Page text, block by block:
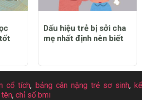
Dấu hiệu trẻ bị sởi cha
mẹ nhất định nên biết
cổ tích, bảng cân nặng trẻ sơ sinh,kể
tên, chỉ số bmi